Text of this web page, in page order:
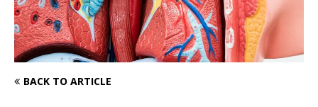
BACK TO ARTICLE